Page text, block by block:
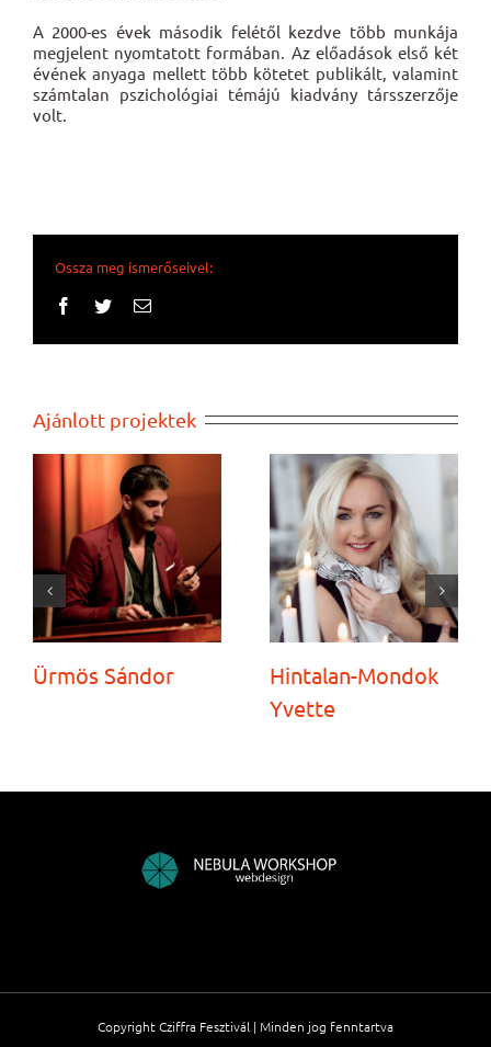
A 2000-es évek második felétől kezdve több munkája
megjelent nyomtatott formában. Az előadások első két
évének anyaga mellett több kötetet publikált, valamint
számtalan pszichológiai témájú kiadvány társszerzője
volt.
Ossza meg ismerőseivel:
Facebook
TwitterEmail:
Ajánlott projektek
Ürmös Sándor
Hintalan-Mondok
Yvette
Copyright Cziffra Fesztivál | Minden jog fenntartva